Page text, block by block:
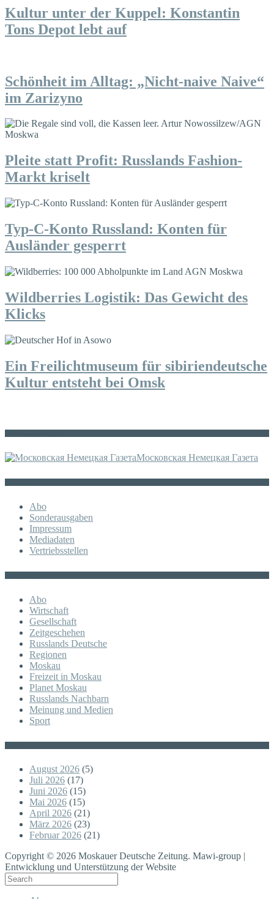
Kultur unter der Kuppel: Konstantin
Tons Depot lebt auf
Schönheit im Alltag: „Nicht-naive Naive“
im Zarizyno
Pleite statt Profit: Russlands Fashion-
Markt kriselt
Typ-C-Konto Russland: Konten für
Ausländer gesperrt
Wildberries Logistik: Das Gewicht des
Klicks
Ein Freilichtmuseum für sibiriendeutsche
Kultur entsteht bei Omsk
Московская Немецкая Газета
Abo
Sonderausgaben
Impressum
Mediadaten
Vertriebsstellen
Abo
Wirtschaft
Gesellschaft
Zeitgeschehen
Russlands Deutsche
Regionen
Moskau
Freizeit in Moskau
Planet Moskau
Russlands Nachbarn
Meinung und Medien
Sport
August 2026 (5)
Juli 2026 (17)
Juni 2026 (15)
Mai 2026 (15)
April 2026 (21)
März 2026 (23)
Februar 2026 (21)
Copyright © 2026 Moskauer Deutsche Zeitung. Mawi-group |
Entwicklung und Unterstützung der Website